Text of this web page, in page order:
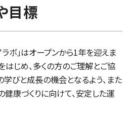
目標
ラボ」はオープンから1年を迎えま
じめ、多くの方のご理解とご協
びと成長の機会となるよう、また
康づくりに向けて、安定した運